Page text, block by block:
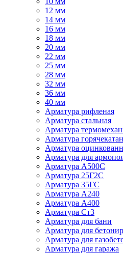
12 мм
14 мм
16 мм
18 мм
20 мм
22 мм
25 мм
28 мм
32 мм
36 мм
40 мм
Арматура рифленая
Арматура стальная
Арматура
Арматура
Арматура
Арматура для
Арматура A500С
Арматура 25Г2С
Арматура 35ГС
Арматура А240
Арматура А400
Арматура Ст3
Арматура для бани
Арматура для
Арматура для
Арматура для гаража